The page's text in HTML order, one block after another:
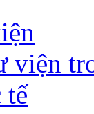
viện
tế